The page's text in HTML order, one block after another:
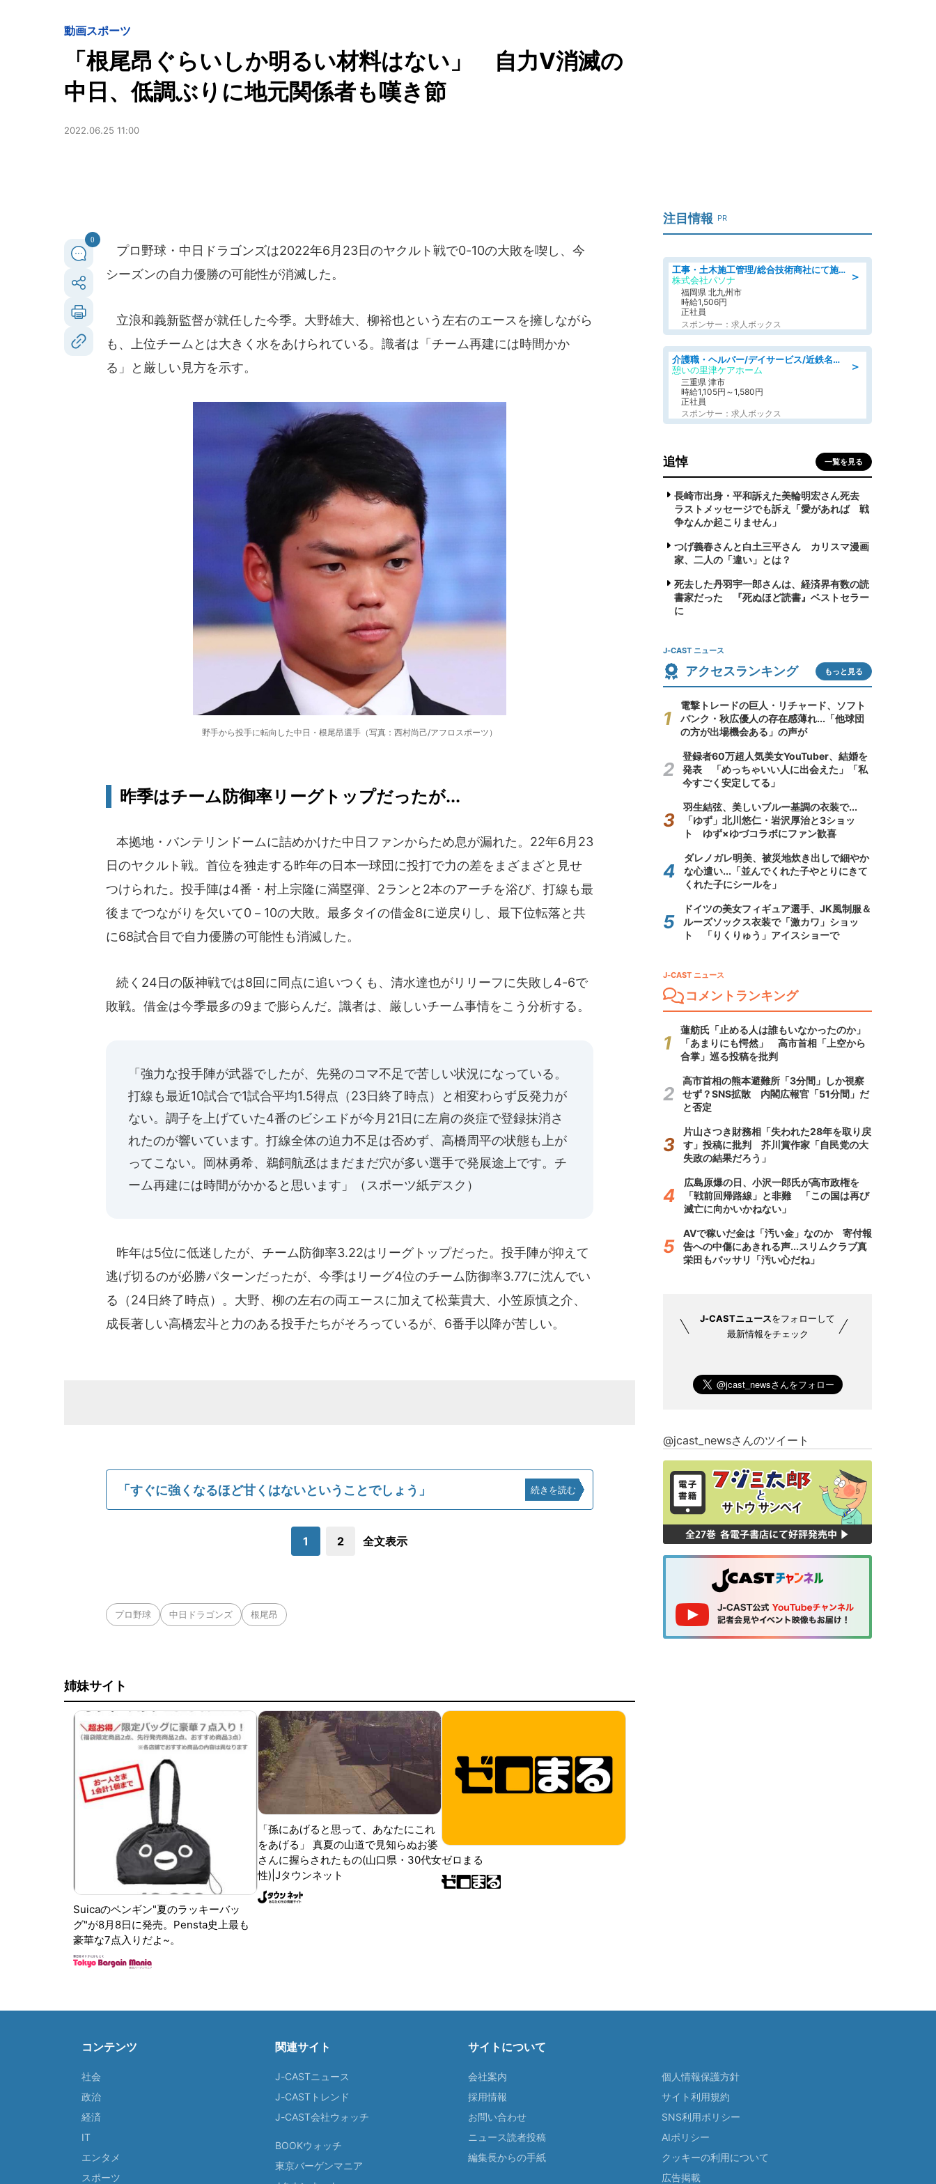
動画スポーツ
「根尾昂ぐらいしか明るい材料はない」 自力V消滅の
中日、低調ぶりに地元関係者も嘆き節
2022.06.25 11:00
0
プロ野球・中日ドラゴンズは2022年6月23日のヤクルト戦で0-10の大敗を喫し、今
シーズンの自力優勝の可能性が消滅した。
立浪和義新監督が就任した今季。大野雄大、柳裕也という左右のエースを擁しながら
も、上位チームとは大きく水をあけられている。識者は「チーム再建には時間かか
る」と厳しい見方を示す。
野手から投手に転向した中日・根尾昂選手（写真：西村尚己/アフロスポーツ）
昨季はチーム防御率リーグトップだったが...
本拠地・バンテリンドームに詰めかけた中日ファンからため息が漏れた。22年6月23
日のヤクルト戦。首位を独走する昨年の日本一球団に投打で力の差をまざまざと見せ
つけられた。投手陣は4番・村上宗隆に満塁弾、2ランと2本のアーチを浴び、打線も最
後までつながりを欠いて0－10の大敗。最多タイの借金8に逆戻りし、最下位転落と共
に68試合目で自力優勝の可能性も消滅した。
続く24日の阪神戦では8回に同点に追いつくも、清水達也がリリーフに失敗し4-6で
敗戦。借金は今季最多の9まで膨らんだ。識者は、厳しいチーム事情をこう分析する。
「強力な投手陣が武器でしたが、先発のコマ不足で苦しい状況になっている。
打線も最近10試合で1試合平均1.5得点（23日終了時点）と相変わらず反発力が
ない。調子を上げていた4番のビシエドが今月21日に左肩の炎症で登録抹消さ
れたのが響いています。打線全体の迫力不足は否めず、高橋周平の状態も上が
ってこない。岡林勇希、鵜飼航丞はまだまだ穴が多い選手で発展途上です。チ
ーム再建には時間がかかると思います」（スポーツ紙デスク）
昨年は5位に低迷したが、チーム防御率3.22はリーグトップだった。投手陣が抑えて
逃げ切るのが必勝パターンだったが、今季はリーグ4位のチーム防御率3.77に沈んでい
る（24日終了時点）。大野、柳の左右の両エースに加えて松葉貴大、小笠原慎之介、
成長著しい高橋宏斗と力のある投手たちがそろっているが、6番手以降が苦しい。
「すぐに強くなるほど甘くはないということでしょう」 続きを読む
1 2 全文表示
プロ野球 中日ドラゴンズ 根尾昂
姉妹サイト
Suicaのペンギン"夏のラッキーバッ
グ"が8月8日に発売。Pensta史上最も
豪華な7点入りだよ~。
「孫にあげると思って、あなたにこれ
をあげる」 真夏の山道で見知らぬお婆
さんに握らされたもの(山口県・30代女
性)|Jタウンネット
ゼロまる
注目情報 PR
＞
工事・土木施工管理/総合技術商社にて施工管理のお仕事/即日勤務可/車通勤可/工事・土木施工管理/生産・品質管理
株式会社パソナ
福岡県 北九州市
時給1,506円
正社員
スポンサー：求人ボックス
＞
介護職・ヘルパー/デイサービス/近鉄名古屋線 高田本山/津市/三重県
憩いの里津ケアホーム
三重県 津市
時給1,105円～1,580円
正社員
スポンサー：求人ボックス
追悼 一覧を見る
長崎市出身・平和訴えた美輪明宏さん死去
ラストメッセージでも訴え「愛があれば 戦
争なんか起こりません」
つげ義春さんと白土三平さん カリスマ漫画
家、二人の「違い」とは？
死去した丹羽宇一郎さんは、経済界有数の読
書家だった 『死ぬほど読書』ベストセラー
に
J-CAST ニュース
アクセスランキング もっと見る
電撃トレードの巨人・リチャード、ソフト
バンク・秋広優人の存在感薄れ...「他球団
の方が出場機会ある」の声が
登録者60万超人気美女YouTuber、結婚を
発表 「めっちゃいい人に出会えた」「私
今すごく安定してる」
羽生結弦、美しいブルー基調の衣装で...
「ゆず」北川悠仁・岩沢厚治と3ショッ
ト ゆず×ゆづコラボにファン歓喜
ダレノガレ明美、被災地炊き出しで細やか
な心遣い...「並んでくれた子やとりにきて
くれた子にシールを」
ドイツの美女フィギュア選手、JK風制服＆
ルーズソックス衣装で「激カワ」ショッ
ト 「りくりゅう」アイスショーで
J-CAST ニュース
コメントランキング
蓮舫氏「止める人は誰もいなかったのか」
「あまりにも愕然」 高市首相「上空から
合掌」巡る投稿を批判
高市首相の熊本避難所「3分間」しか視察
せず？SNS拡散 内閣広報官「51分間」だ
と否定
片山さつき財務相「失われた28年を取り戻
す」投稿に批判 芥川賞作家「自民党の大
失政の結果だろう」
広島原爆の日、小沢一郎氏が高市政権を
「戦前回帰路線」と非難 「この国は再び
滅亡に向かいかねない」
AVで稼いだ金は「汚い金」なのか 寄付報
告への中傷にあきれる声...スリムクラブ真
栄田もバッサリ「汚い心だね」
J-CASTニュースをフォローして
最新情報をチェック
@jcast_newsさんのツイート
コンテンツ
社会
政治
経済
IT
エンタメ
スポーツ
関連サイト
J-CASTニュース
J-CASTトレンド
J-CAST会社ウォッチ
BOOKウォッチ
東京バーゲンマニア
サイトについて
会社案内
採用情報
お問い合わせ
ニュース読者投稿
編集長からの手紙
個人情報保護方針
サイト利用規約
SNS利用ポリシー
AIポリシー
クッキーの利用について
広告掲載